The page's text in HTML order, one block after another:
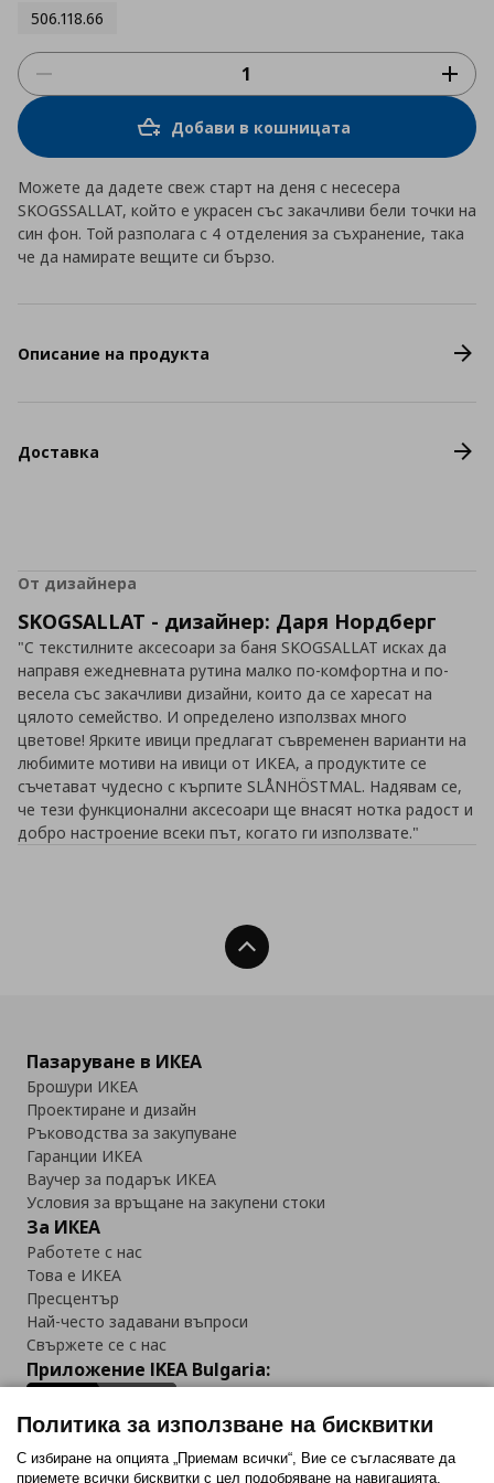
506.118.66
Добави в кошницата
Можете да дадете свеж старт на деня с несесера
SKOGSSALLAT, който е украсен със закачливи бели точки на
син фон. Той разполага с 4 отделения за съхранение, така
че да намирате вещите си бързо.
Описание на продукта
Доставка
От дизайнера
SKOGSALLAT - дизайнер: Даря Нордберг
"С текстилните аксесоари за баня SKOGSALLAT исках да
направя ежедневната рутина малко по-комфортна и по-
весела със закачливи дизайни, които да се харесат на
цялото семейство. И определено използвах много
цветове! Ярките ивици предлагат съвременен варианти на
любимите мотиви на ивици от ИКЕА, а продуктите се
съчетават чудесно с кърпите SLÅNHÖSTMAL. Надявам се,
че тези функционални аксесоари ще внасят нотка радост и
добро настроение всеки път, когато ги използвате."
Нагоре
Пазаруване в ИКЕА
Брошури ИКЕА
Проектиране и дизайн
Ръководства за закупуване
Гаранции ИКЕА
Ваучер за подарък ИКЕА
Условия за връщане на закупени стоки
За ИКЕА
Работете с нас
Това е ИКЕА
Пресцентър
Най-често задавани въпроси
Свържете се с нас
Приложение IKEA Bulgaria:
Политика за използване на бисквитки
С избиране на опцията „Приемам всички“, Вие се съгласявате да
приемете всички бисквитки с цел подобряване на навигацията,